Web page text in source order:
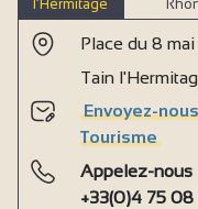
l’Hermitage
Place du 8
Tain
Envoyez-
Tourisme
Appelez-nous
+33(0)4 75 08